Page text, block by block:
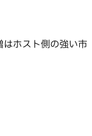
ホスト側の強い市